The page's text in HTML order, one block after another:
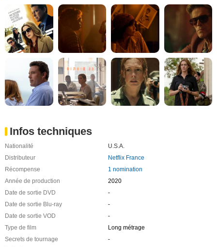
Infos techniques
Nationalité
U.S.A.
Distributeur
Netflix France
Récompense
1 nomination
Année de production
2020
Date de sortie DVD
-
Date de sortie Blu-ray
-
Date de sortie VOD
-
Type de film
Long métrage
Secrets de tournage
-